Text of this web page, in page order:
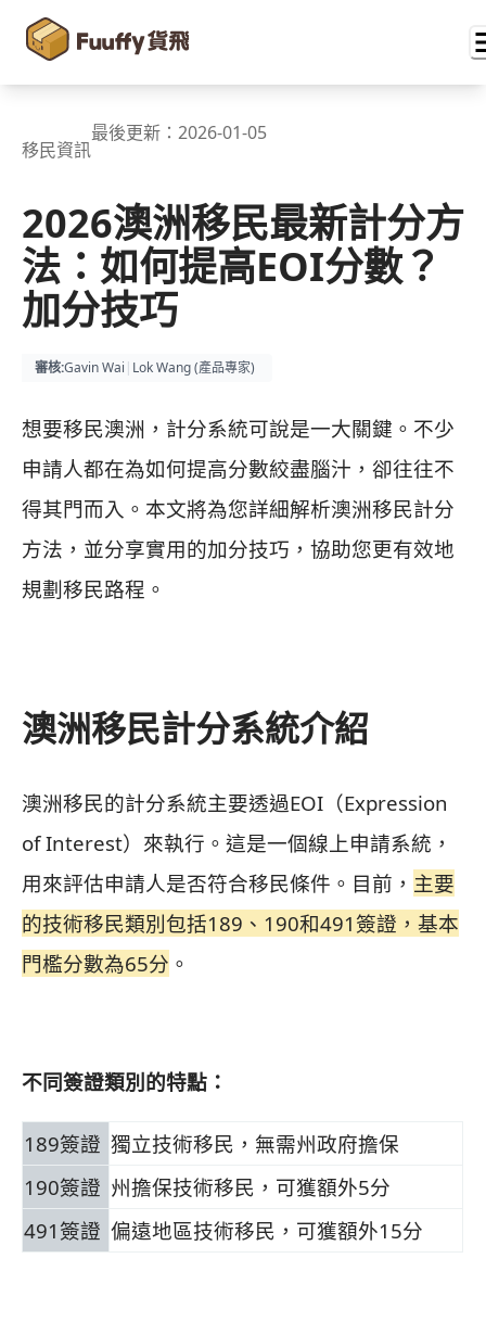
移民資訊
最後更新： 2026-01-05
2026澳洲移民最新計分方
法：如何提高EOI分數？
加分技巧
審核:Gavin Wai | Lok Wang (產品專家)
想要移民澳洲，計分系統可說是一大關鍵。不少
申請人都在為如何提高分數絞盡腦汁，卻往往不
得其門而入。本文將為您詳細解析澳洲移民計分
方法，並分享實用的加分技巧，協助您更有效地
規劃移民路程。
澳洲移民計分系統介紹
澳洲移民的計分系統主要透過EOI（Expression
of Interest）來執行。這是一個線上申請系統，
用來評估申請人是否符合移民條件。目前， 主要
的技術移民類別包括189、190和491簽證，基本
門檻分數為65分 。
不同簽證類別的特點：
189簽證 獨立技術移民，無需州政府擔保
190簽證 州擔保技術移民，可獲額外5分
491簽證 偏遠地區技術移民，可獲額外15分